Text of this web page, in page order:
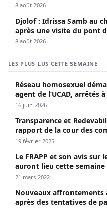
8 août 2026
Djolof : Idrissa Samb au
après une visite du pont
8 août 2026
LES PLUS LUS CETTE SEMAINE
Réseau homosexuel
agent de l’UCAD, arrêtés
propagé le VIH depuis 2018
16 juin 2026
Transparence et
rapport de la cour des
19 février 2025
Le FRAPP et son avis sur
auront lieu cette semaine
21 mars 2022
Nouveaux affrontements
après des tentatives de